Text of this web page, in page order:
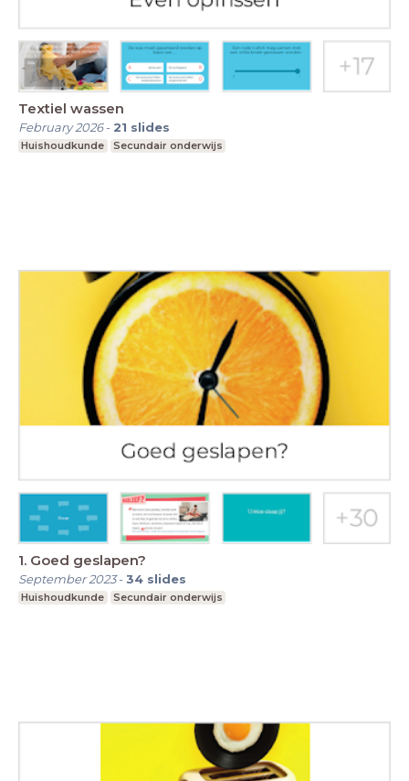
Textiel wassen
February 2026- 21 slides
Huishoudkunde Secundair onderwijs
1. Goed geslapen?
September 2023-34 slides
Huishoudkunde Secundair onderwijs